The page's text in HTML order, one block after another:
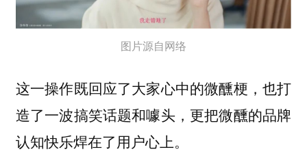
图片源自网络
这一操作既回应了大家心中的微醺梗，也打
造了一波搞笑话题和噱头，更把微醺的品牌
认知快乐焊在了用户心上。